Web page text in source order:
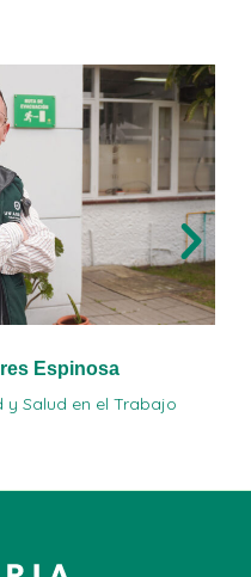
Espinosa
Salud en el Trabajo